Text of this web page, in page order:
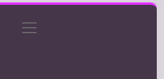
Gizlilik Politikası
menüyü
aç